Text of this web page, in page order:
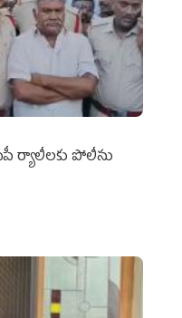
ర్యాలీలకు పోలీసు